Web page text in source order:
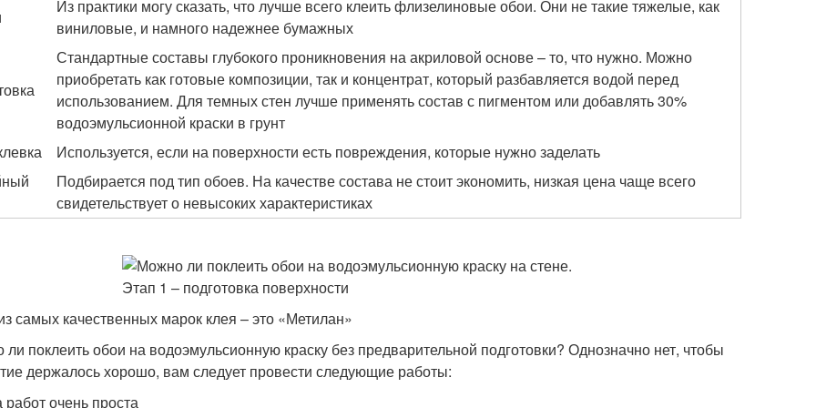
Из практики могу сказать, что лучше всего клеить флизелиновые обои. Они не такие тяжелые, как
виниловые, и намного надежнее бумажных
Стандартные составы глубокого проникновения на акриловой основе – то, что нужно. Можно
приобретать как готовые композиции, так и концентрат, который разбавляется водой перед
использованием. Для темных стен лучше применять состав с пигментом или добавлять 30%
водоэмульсионной краски в грунт
Используется, если на поверхности есть повреждения, которые нужно заделать
Подбирается под тип обоев. На качестве состава не стоит экономить, низкая цена чаще всего
свидетельствует о невысоких характеристиках
самых качественных марок клея – это «Метилан»
поклеить обои на водоэмульсионную краску без предварительной подготовки? Однозначно нет, чтобы
держалось хорошо, вам следует провести следующие работы:
очень проста